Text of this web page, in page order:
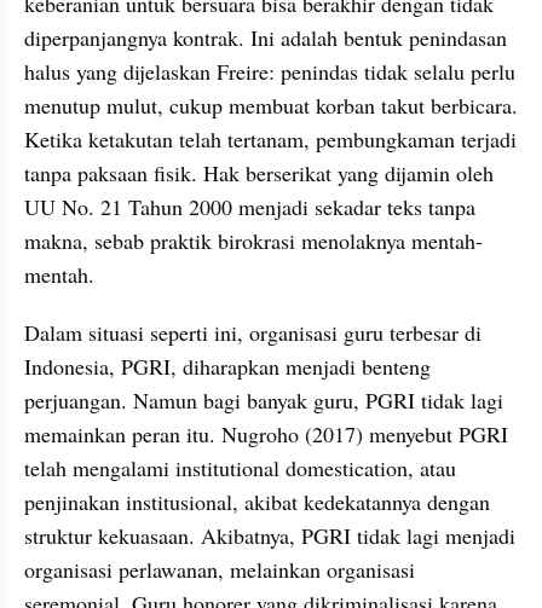
diperpanjangnya kontrak. Ini adalah bentuk penindasan
halus yang dijelaskan Freire: penindas tidak selalu perlu
menutup mulut, cukup membuat korban takut berbicara.
Ketika ketakutan telah tertanam, pembungkaman terjadi
tanpa paksaan fisik. Hak berserikat yang dijamin oleh
UU No. 21 Tahun 2000 menjadi sekadar teks tanpa
makna, sebab praktik birokrasi menolaknya mentah-
mentah.
Dalam situasi seperti ini, organisasi guru terbesar di
Indonesia, PGRI, diharapkan menjadi benteng
perjuangan. Namun bagi banyak guru, PGRI tidak lagi
memainkan peran itu. Nugroho (2017) menyebut PGRI
telah mengalami institutional domestication, atau
penjinakan institusional, akibat kedekatannya dengan
struktur kekuasaan. Akibatnya, PGRI tidak lagi menjadi
organisasi perlawanan, melainkan organisasi